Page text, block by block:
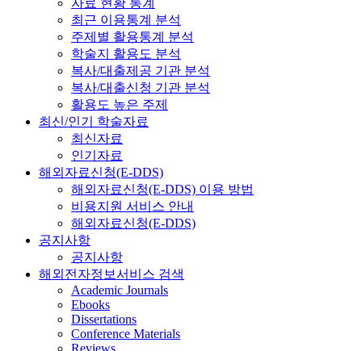
자료 현황 통계
최근 이용통계 분석
주제별 활용통계 분석
학술지 활용도 분석
복사/대출제공 기관 분석
복사/대출신청 기관 분석
활용도 높은 주제
최신/인기 학술자료
최신자료
인기자료
해외자료신청(E-DDS)
해외자료신청(E-DDS) 이용 방법
비용지원 서비스 안내
해외자료신청(E-DDS)
공지사항
공지사항
해외전자정보서비스 검색
Academic Journals
Ebooks
Dissertations
Conference Materials